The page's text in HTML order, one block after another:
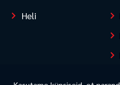
Heli